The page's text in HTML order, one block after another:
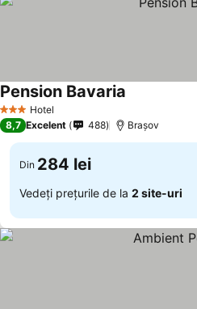
3 SteleHotel
Pension Bavaria
8,7 Excelent 488 Brașov
Din 284 lei
Vedeți prețurile de la 2 site-uri